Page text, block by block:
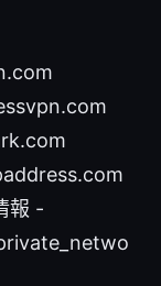
報 -